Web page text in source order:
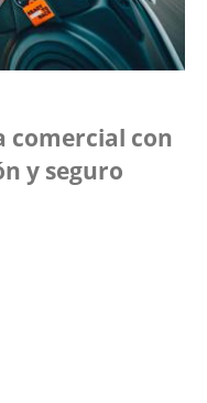
comercial con
y seguro